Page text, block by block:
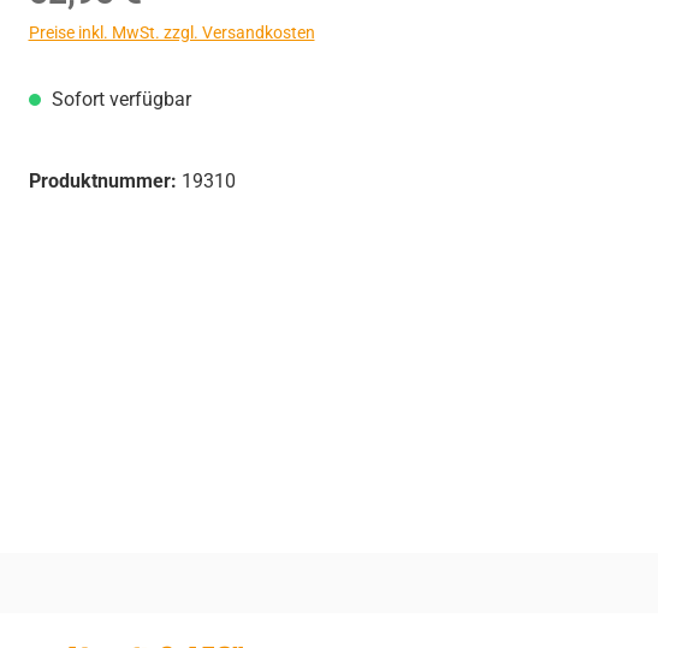
Preise inkl. MwSt. zzgl. Versandkosten
Sofort verfügbar
Produktnummer: 19310